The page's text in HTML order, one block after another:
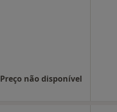
Preço não disponível